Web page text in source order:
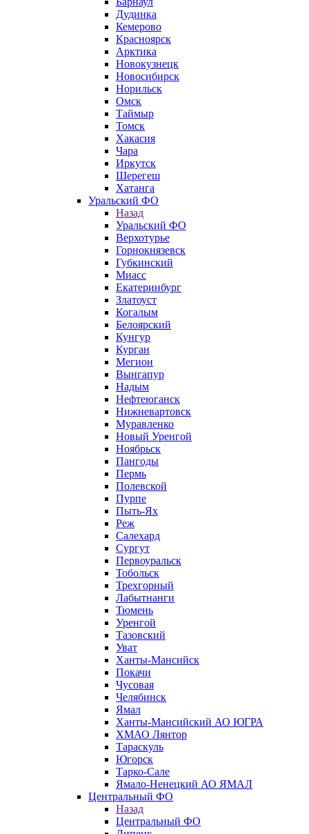
Дудинка
Кемерово
Красноярск
Арктика
Новокузнецк
Новосибирск
Норильск
Омск
Таймыр
Томск
Хакасия
Чара
Иркутск
Шерегеш
Хатанга
Уральский ФО
Назад
Уральский ФО
Верхотурье
Горнокнязевск
Губкинский
Миасс
Екатеринбург
Златоуст
Когалым
Белоярский
Кунгур
Курган
Мегион
Вынгапур
Надым
Нефтеюганск
Нижневартовск
Муравленко
Новый Уренгой
Ноябрьск
Пангоды
Пермь
Полевской
Пурпе
Пыть-Ях
Реж
Салехард
Сургут
Первоуральск
Тобольск
Трехгорный
Лабытнанги
Тюмень
Уренгой
Тазовский
Уват
Ханты-Мансийск
Покачи
Чусовая
Челябинск
Ямал
Ханты-Мансийский АО ЮГРА
ХМАО Лянтор
Тараскуль
Югорск
Тарко-Сале
Ямало-Ненецкий АО ЯМАЛ
Центральный ФО
Назад
Центральный ФО